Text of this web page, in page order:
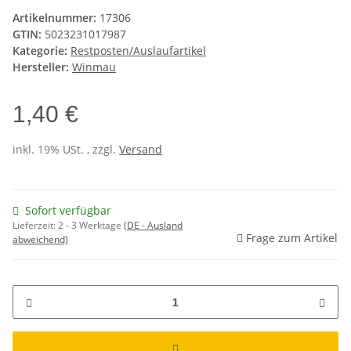
Artikelnummer: 17306
GTIN: 5023231017987
Kategorie: Restposten/Auslaufartikel
Hersteller: Winmau
1,40 €
inkl. 19% USt. , zzgl. Versand
Sofort verfügbar
Lieferzeit:2 - 3 Werktage (DE - Ausland
abweichend)
Frage zum Artikel